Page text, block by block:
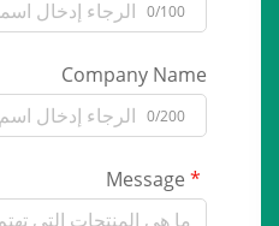
0/100
Company Name
0/200